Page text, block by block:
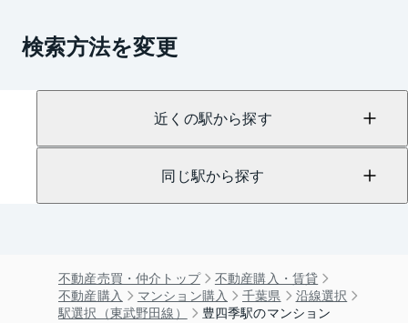
検索方法を変更
近くの駅から探す
同じ駅から探す
不動産売買・仲介トップ
不動産購入・賃貸
不動産購入
マンション購入 千葉県
沿線選択
駅選択（東武野田線）
豊四季駅のマンション